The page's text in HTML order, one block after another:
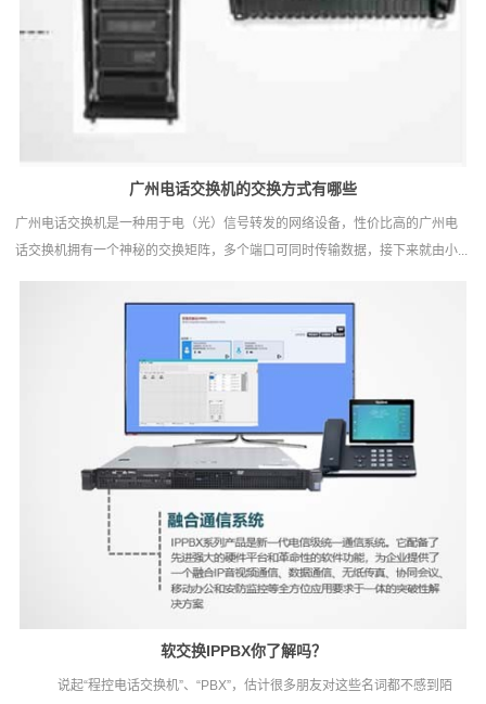
广州电话交换机‍的交换方式有哪些
广州电话交换机是一种用于电（光）信号转发的网络设备，性价比高的广州电
话交换机拥有一个神秘的交换矩阵，多个端口可同时传输数据，接下来就由小...
软交换IPPBX你了解吗？
说起“程控电话交换机”、“PBX”，估计很多朋友对这些名词都不感到陌